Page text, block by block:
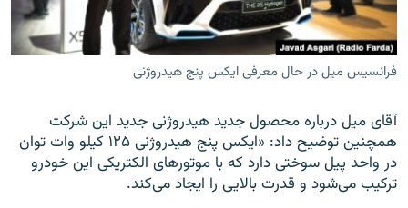
فرانسیس میل در حال معرفی ایکس پنج هیدروژنی
آقای میل درباره محصول جدید هیدروژنی جدید این شرکت
همچنین توضیح داد: «ایکس پنج هیدروژنی ۱۲۵ کیلو وات توان
در واحد پیل سوختی دارد که با موتورهای الکتریکی این خودرو
ترکیب می‌شود و قدرت بالایی را ایجاد می‌کند.